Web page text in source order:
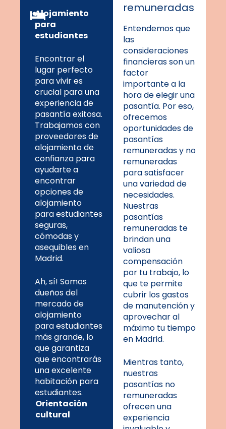
Alojamiento
para
estudiantes
Encontrar el
lugar perfecto
para vivir es
crucial para una
experiencia de
pasantía exitosa.
Trabajamos con
proveedores de
alojamiento de
confianza para
ayudarte a
encontrar
opciones de
alojamiento
para estudiantes
seguras,
cómodas y
asequibles en
Madrid.
Ah, sí! Somos
dueños del
mercado de
alojamiento
para estudiantes
más grande, lo
que garantiza
que encontrarás
una excelente
habitación para
estudiantes.
Orientación
cultural
remuneradas
Entendemos que
las
consideraciones
financieras son un
factor
importante a la
hora de elegir una
pasantía. Por eso,
ofrecemos
oportunidades de
pasantías
remuneradas y no
remuneradas
para satisfacer
una variedad de
necesidades.
Nuestras
pasantías
remuneradas te
brindan una
valiosa
compensación
por tu trabajo, lo
que te permite
cubrir los gastos
de manutención y
aprovechar al
máximo tu tiempo
en Madrid.
Mientras tanto,
nuestras
pasantías no
remuneradas
ofrecen una
experiencia